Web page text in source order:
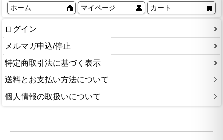
ホーム マイページ カート
ログイン
メルマガ申込/停止
特定商取引法に基づく表示
送料とお支払い方法について
個人情報の取扱いについて